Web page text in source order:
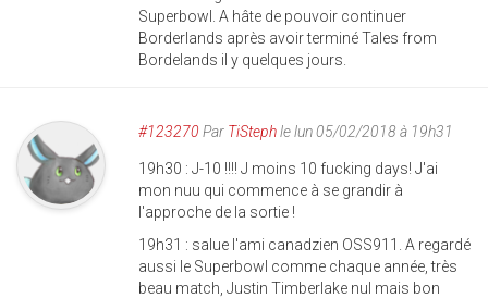
Superbowl. A hâte de pouvoir continuer
Borderlands après avoir terminé Tales from
Bordelands il y quelques jours.
#123270 Par TiStephle lun 05/02/2018 à 19h31
19h30 : J-10 !!!! J moins 10 fucking days! J'ai
mon nuu qui commence à se grandir à
l'approche de la sortie !
19h31 : salue l'ami canadzien OSS911. A regardé
aussi le Superbowl comme chaque année, très
beau match, Justin Timberlake nul mais bon